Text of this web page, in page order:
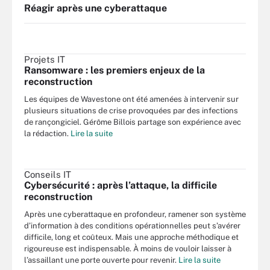
Réagir après une cyberattaque
Projets IT
Ransomware : les premiers enjeux de la
reconstruction
Les équipes de Wavestone ont été amenées à intervenir sur
plusieurs situations de crise provoquées par des infections
de rançongiciel. Gérôme Billois partage son expérience avec
la rédaction. Lire la suite
Conseils IT
Cybersécurité : après l’attaque, la difficile
reconstruction
Après une cyberattaque en profondeur, ramener son système
d’information à des conditions opérationnelles peut s’avérer
difficile, long et coûteux. Mais une approche méthodique et
rigoureuse est indispensable. À moins de vouloir laisser à
l’assaillant une porte ouverte pour revenir. Lire la suite